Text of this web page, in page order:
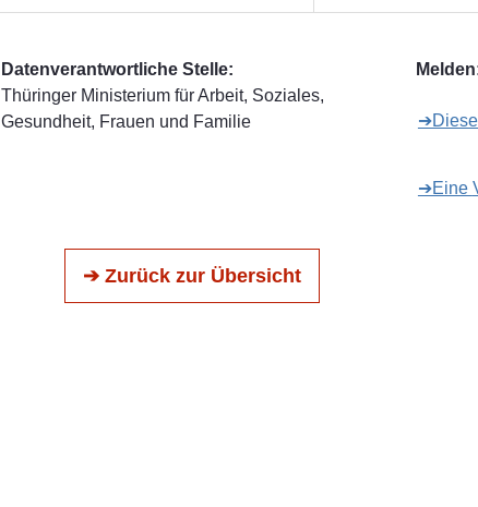
Datenverantwortliche Stelle:
Thüringer Ministerium für Arbeit, Soziales,
Gesundheit, Frauen und Familie
➔ Zurück zur Übersicht